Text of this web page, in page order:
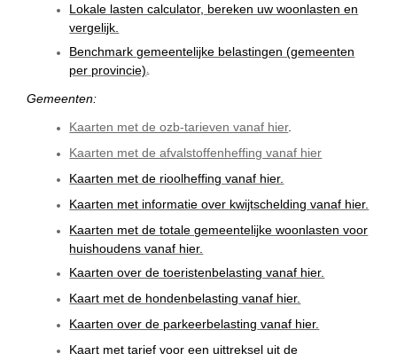
Lokale lasten calculator, bereken uw woonlasten en
vergelijk.
Benchmark gemeentelijke belastingen (gemeenten
per provincie).
Gemeenten:
Kaarten met de ozb-tarieven vanaf hier.
Kaarten met de afvalstoffenheffing vanaf hier
Kaarten met de rioolheffing vanaf hier.
Kaarten met informatie over kwijtschelding vanaf hier.
Kaarten met de totale gemeentelijke woonlasten voor
huishoudens vanaf hier.
Kaarten over de toeristenbelasting vanaf hier.
Kaart met de hondenbelasting vanaf hier.
Kaarten over de parkeerbelasting vanaf hier.
Kaart met tarief voor een uittreksel uit de